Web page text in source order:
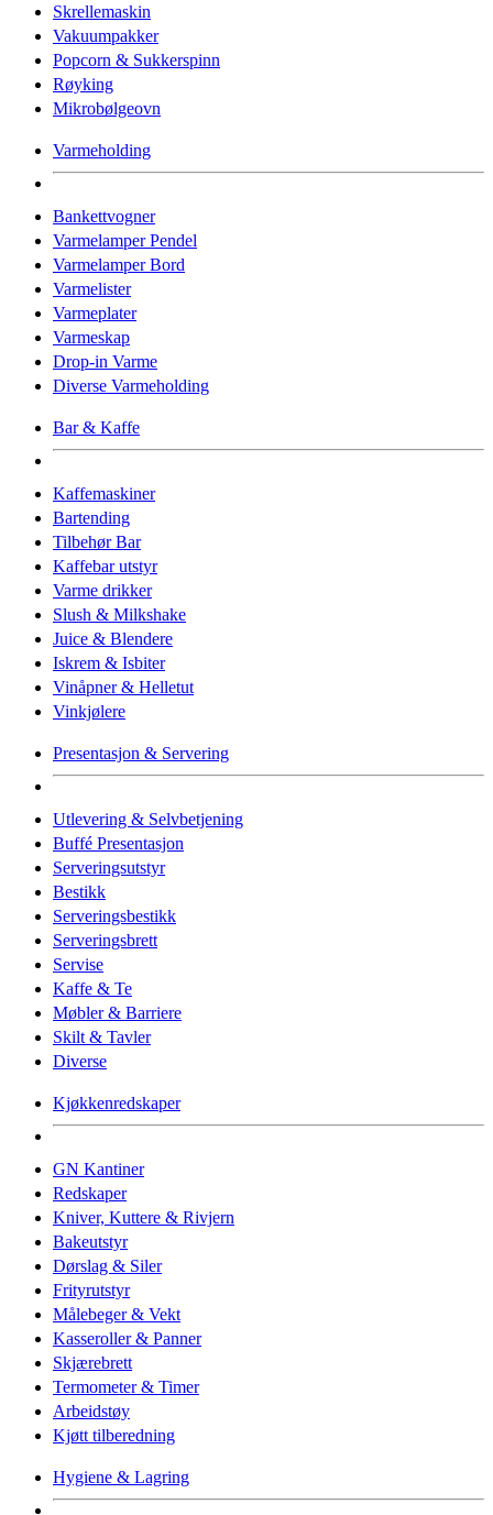
Skrellemaskin
Vakuumpakker
Popcorn & Sukkerspinn
Røyking
Mikrobølgeovn
Varmeholding
Bankettvogner
Varmelamper Pendel
Varmelamper Bord
Varmelister
Varmeplater
Varmeskap
Drop-in Varme
Diverse Varmeholding
Bar & Kaffe
Kaffemaskiner
Bartending
Tilbehør Bar
Kaffebar utstyr
Varme drikker
Slush & Milkshake
Juice & Blendere
Iskrem & Isbiter
Vinåpner & Helletut
Vinkjølere
Presentasjon & Servering
Utlevering & Selvbetjening
Buffé Presentasjon
Serveringsutstyr
Bestikk
Serveringsbestikk
Serveringsbrett
Servise
Kaffe & Te
Møbler & Barriere
Skilt & Tavler
Diverse
Kjøkkenredskaper
GN Kantiner
Redskaper
Kniver, Kuttere & Rivjern
Bakeutstyr
Dørslag & Siler
Frityrutstyr
Målebeger & Vekt
Kasseroller & Panner
Skjærebrett
Termometer & Timer
Arbeidstøy
Kjøtt tilberedning
Hygiene & Lagring